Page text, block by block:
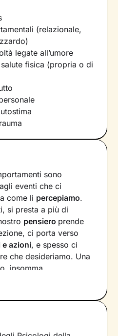
(relazionale,
legate all’umore
fisica (propria o di
sono
eventi che ci
come li percepiamo.
si presta a più di
pensiero prende
ci porta verso
e azioni, e spesso ci
che desideriamo. Una
insomma.
circuito,
che porti a una